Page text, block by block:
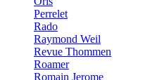
Perrelet
Rado
Raymond Weil
Revue Thommen
Roamer
Romain Jerome